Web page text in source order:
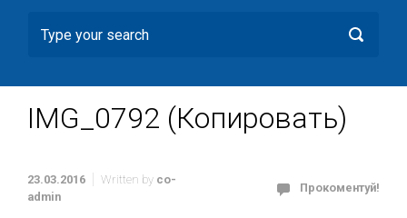
IMG_0792 (Копировать)
23.03.2016 Written by co-
admin
Прокоментуй!